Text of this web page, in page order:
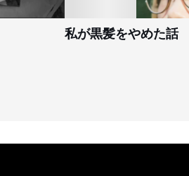
私が黒髪をやめた話